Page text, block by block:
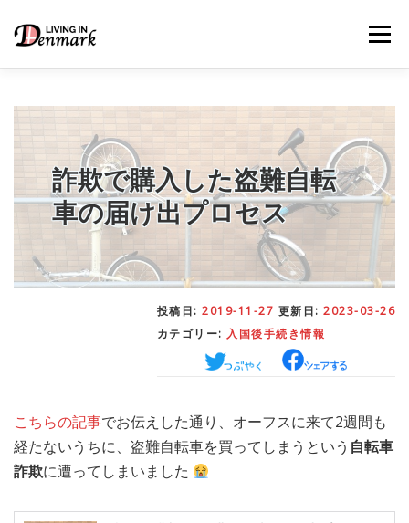
メニュー
LIFE TIPS– 生活便利帳 FOOD – ごはん事情
STUDY– 留学関連情報
WORK– デンマークの働き方
– 日本人の考察
MEDIA– メディア掲載 TRAVEL– 旅行
詐欺で購入した盗難自転
車の届け出プロセス
投稿日: 2019-11-27 更新日: 2023-03-26
カテゴリー: 入国後手続き情報
こちらの記事でお伝えした通り、オーフスに来て2週間も
経たないうちに、盗難自転車を買ってしまうという 自転車
詐欺に遭ってしまいました